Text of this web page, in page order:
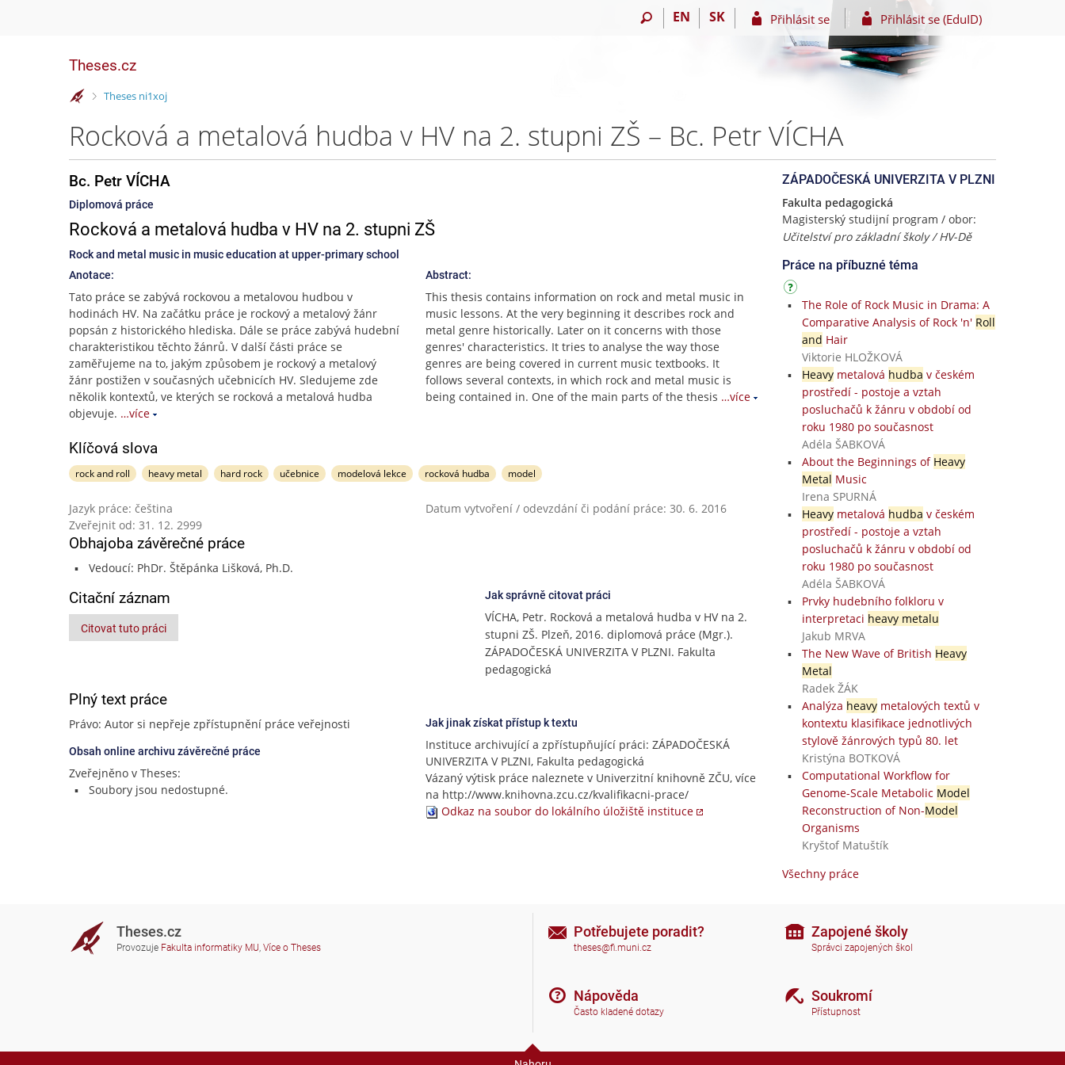
EN SK Přihlásit se Přihlásit se (EduID)
Theses.cz
>
Theses ni1xoj
Rocková a metalová hudba v HV na 2. stupni ZŠ – Bc. Petr VÍCHA
Bc. Petr VÍCHA
Diplomová práce
Rocková a metalová hudba v HV na 2. stupni ZŠ
Rock and metal music in music education at upper-primary school
Anotace:
Tato práce se zabývá rockovou a metalovou hudbou v
hodinách HV. Na začátku práce je rockový a metalový žánr
popsán z historického hlediska. Dále se práce zabývá hudební
charakteristikou těchto žánrů. V další části práce se
zaměřujeme na to, jakým způsobem je rockový a metalový
žánr postižen v současných učebnicích HV. Sledujeme zde
několik kontextů, ve kterých se rocková a metalová hudba
objevuje. …více
Abstract:
This thesis contains information on rock and metal music in
music lessons. At the very beginning it describes rock and
metal genre historically. Later on it concerns with those
genres' characteristics. It tries to analyse the way those
genres are being covered in current music textbooks. It
follows several contexts, in which rock and metal music is
being contained in. One of the main parts of the thesis …více
Klíčová slova
rock and roll heavy metal hard rock učebnice modelová lekce rocková hudba model
Jazyk práce: čeština
Datum vytvoření / odevzdání či podání práce: 30. 6. 2016
Zveřejnit od: 31. 12. 2999
Obhajoba závěrečné práce
Vedoucí: PhDr. Štěpánka Lišková, Ph.D.
Citační záznam
Citovat tuto práci
Jak správně citovat práci
VÍCHA, Petr. Rocková a metalová hudba v HV na 2.
stupni ZŠ. Plzeň, 2016. diplomová práce (Mgr.).
ZÁPADOČESKÁ UNIVERZITA V PLZNI. Fakulta
pedagogická
Plný text práce
Právo: Autor si nepřeje zpřístupnění práce veřejnosti
Obsah online archivu závěrečné práce
Zveřejněno v Theses:
Soubory jsou nedostupné.
Jak jinak získat přístup k textu
Instituce archivující a zpřístupňující práci: ZÁPADOČESKÁ
UNIVERZITA V PLZNI, Fakulta pedagogická
Vázaný výtisk práce naleznete v Univerzitní knihovně ZČU, více
na http://www.knihovna.zcu.cz/kvalifikacni-prace/
Odkaz na soubor do lokálního úložiště instituce
ZÁPADOČESKÁ UNIVERZITA V PLZNI
Fakulta pedagogická
Magisterský studijní program / obor:
Učitelství pro základní školy / HV-Dě
Práce na příbuzné téma
The Role of Rock Music in Drama: A
Comparative Analysis of Rock 'n' Roll
and Hair
Viktorie HLOŽKOVÁ
Heavymetalová hudba v českém
prostředí - postoje a vztah
posluchačů k žánru v období od
roku 1980 po současnost
Adéla ŠABKOVÁ
About the Beginnings of Heavy
Metal Music
Irena SPURNÁ
Heavymetalová hudba v českém
prostředí - postoje a vztah
posluchačů k žánru v období od
roku 1980 po současnost
Adéla ŠABKOVÁ
Prvky hudebního folkloru v
interpretaci heavy metalu
Jakub MRVA
The New Wave of British Heavy
Metal
Radek ŽÁK
Analýza heavymetalových textů v
kontextu klasifikace jednotlivých
stylově žánrových typů 80. let
Kristýna BOTKOVÁ
Computational Workflow for
Genome-Scale Metabolic Model
Reconstruction of Non-Model
Organisms
Kryštof Matuštík
Všechny práce
Theses.cz
Provozuje Fakulta informatiky MU, Více o Theses
Potřebujete poradit?
theses@fi.muni.cz
Nápověda
Často kladené dotazy
Zapojené školy
Správci zapojených škol
Soukromí
Přístupnost